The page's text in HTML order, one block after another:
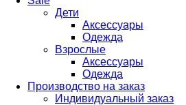
Дети
Аксессуары
Одежда
Взрослые
Аксессуары
Одежда
Производство на заказ
Индивидуальный заказ